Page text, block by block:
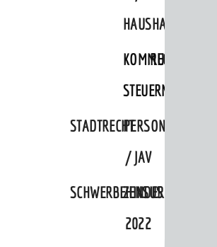
HAUSHALT
KOMMUNALE
STEUERN
STADTRECHTPERSONALRAT
/ JAV
ZENSUS
2022